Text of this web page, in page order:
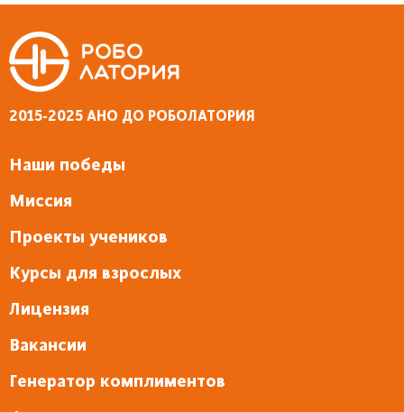
2015-2025 АНО ДО РОБОЛАТОРИЯ
Наши победы
Миссия
Проекты учеников
Курсы для взрослых
Лицензия
Вакансии
Генератор комплиментов